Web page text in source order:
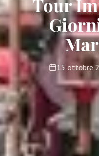
Tour
15 ottobre